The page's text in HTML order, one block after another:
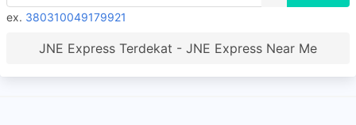
ex. 380310049179921
JNE Express Terdekat - JNE Express Near Me